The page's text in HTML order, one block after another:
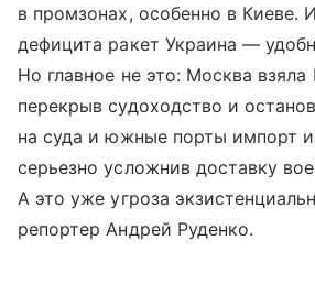
в промзонах, особенно в Киеве.
дефицита ракет Украина —
Но главное не это: Москва взяла
перекрыв судоходство и
на суда и южные порты импорт и
серьезно усложнив доставку
А это уже угроза
репортер Андрей Руденко.